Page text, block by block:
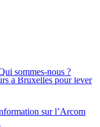
sommes-nous ?
à Bruxelles pour lever
sur l’Arcom